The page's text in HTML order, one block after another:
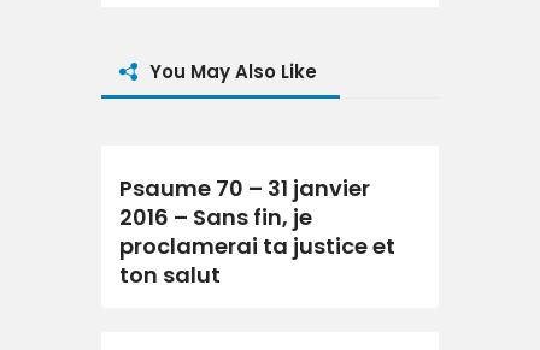
You May Also Like
Psaume 70 – 31 janvier
2016 – Sans fin, je
proclamerai ta justice et
ton salut